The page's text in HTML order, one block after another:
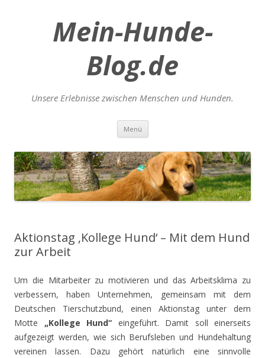
Mein-Hunde-
Blog.de
Unsere Erlebnisse zwischen Menschen und Hunden.
Menü Zum
springen
Aktionstag ‚Kollege Hund‘ – Mit dem Hund
zur Arbeit
Um die Mitarbeiter zu motivieren und das Arbeitsklima zu
verbessern, haben Unternehmen, gemeinsam mit dem
Deutschen Tierschutzbund, einen Aktionstag unter dem
Motte „Kollege Hund“ eingeführt. Damit soll einerseits
aufgezeigt werden, wie sich Berufsleben und Hundehaltung
vereinen lassen. Dazu gehört natürlich eine sinnvolle